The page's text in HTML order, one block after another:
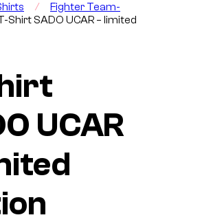
/
Fighter Team-
Shirt SADO UCAR – limited
UCAR